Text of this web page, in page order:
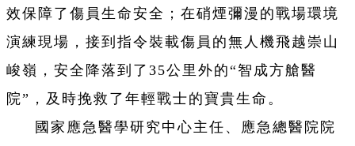
效保障了傷員生命安全；在硝煙彌漫的戰場環境
演練現場，接到指令裝載傷員的無人機飛越崇山
峻嶺，安全降落到了35公里外的“智成方艙醫
院”，及時挽救了年輕戰士的寶貴生命。
國家應急醫學研究中心主任、應急總醫院院